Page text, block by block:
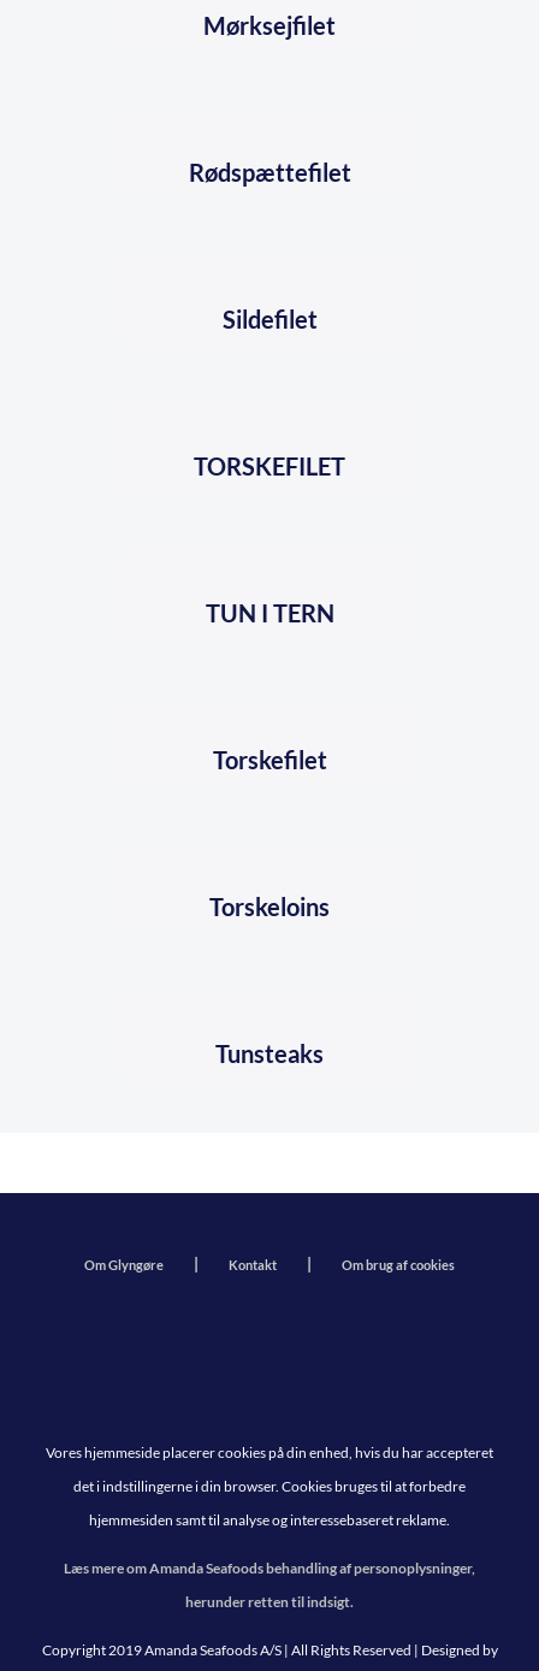
Mørksejfilet
Rødspættefilet
Sildefilet
TORSKEFILET
Torskefilet
Torskeloins
TUN I TERN
Tunsteaks
Om Glyngøre Kontakt Om brug af cookies
Vores hjemmeside placerer cookies på din enhed, hvis du har accepteret
det i indstillingerne i din browser. Cookies bruges til at forbedre
hjemmesiden samt til analyse og interessebaseret reklame.
Læs mere om Amanda Seafoods behandling af personoplysninger,
herunder retten til indsigt.
Copyright 2019 Amanda Seafoods A/S | All Rights Reserved | Designed by